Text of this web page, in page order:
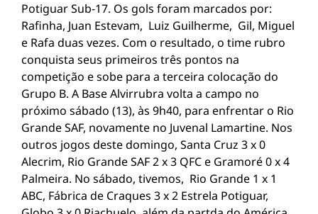
Potiguar Sub-17. Os gols foram marcados por:
Rafinha, Juan Estevam, Luiz Guilherme, Gil, Miguel
e Rafa duas vezes. Com o resultado, o time rubro
conquista seus primeiros três pontos na
competição e sobe para a terceira colocação do
Grupo B. A Base Alvirrubra volta a campo no
próximo sábado (13), às 9h40, para enfrentar o Rio
Grande SAF, novamente no Juvenal Lamartine. Nos
outros jogos deste domingo, Santa Cruz 3 x 0
Alecrim, Rio Grande SAF 2 x 3 QFC e Gramoré 0 x 4
Palmeira. No sábado, tivemos, Rio Grande 1 x 1
ABC, Fábrica de Craques 3 x 2 Estrela Potiguar,